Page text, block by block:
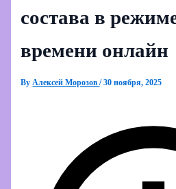
состава в
времени онлайн
ByАлексей Морозов/30 ноября, 2025